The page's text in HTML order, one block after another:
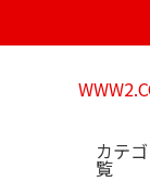
カテ
覧